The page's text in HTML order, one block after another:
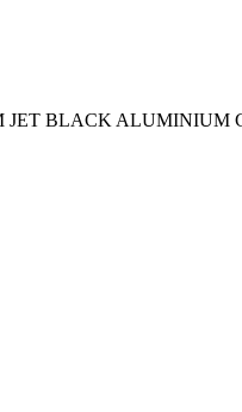
JET BLACK ALUMINIUM